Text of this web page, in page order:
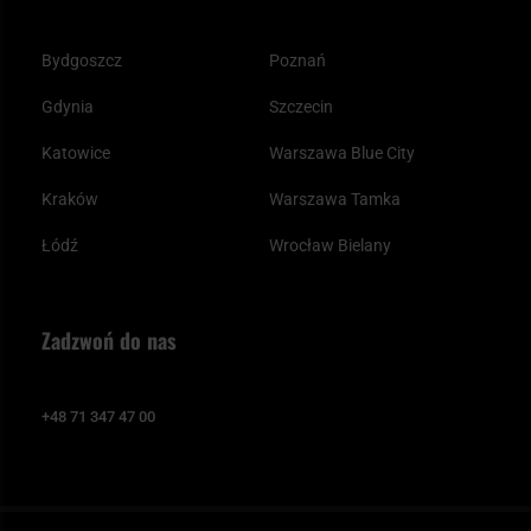
Bydgoszcz
Gdynia
Katowice
Kraków
Łódź
Poznań
Szczecin
Warszawa Blue City
Warszawa Tamka
Wrocław Bielany
Zadzwoń do nas
+48 71 347 47 00